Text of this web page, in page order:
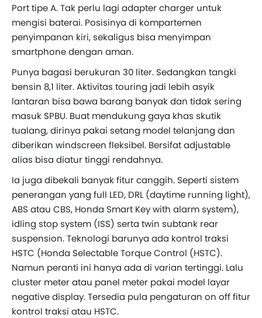
Port tipe A. Tak perlu lagi adapter charger untuk
mengisi baterai. Posisinya di kompartemen
penyimpanan kiri, sekaligus bisa menyimpan
smartphone dengan aman.
Punya bagasi berukuran 30 liter. Sedangkan tangki
bensin 8,1 liter. Aktivitas touring jadi lebih asyik
lantaran bisa bawa barang banyak dan tidak sering
masuk SPBU. Buat mendukung gaya khas skutik
tualang, dirinya pakai setang model telanjang dan
diberikan windscreen fleksibel. Bersifat adjustable
alias bisa diatur tinggi rendahnya.
Ia juga dibekali banyak fitur canggih. Seperti sistem
penerangan yang full LED, DRL (daytime running light),
ABS atau CBS, Honda Smart Key with alarm system),
idling stop system (ISS) serta twin subtank rear
suspension. Teknologi barunya ada kontrol traksi
HSTC (Honda Selectable Torque Control (HSTC).
Namun peranti ini hanya ada di varian tertinggi. Lalu
cluster meter atau panel meter pakai model layar
negative display. Tersedia pula pengaturan on off fitur
kontrol traksi atau HSTC.